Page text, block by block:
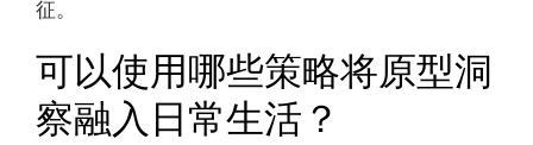
征。
可以使用哪些策略将原型洞
察融入日常生活？